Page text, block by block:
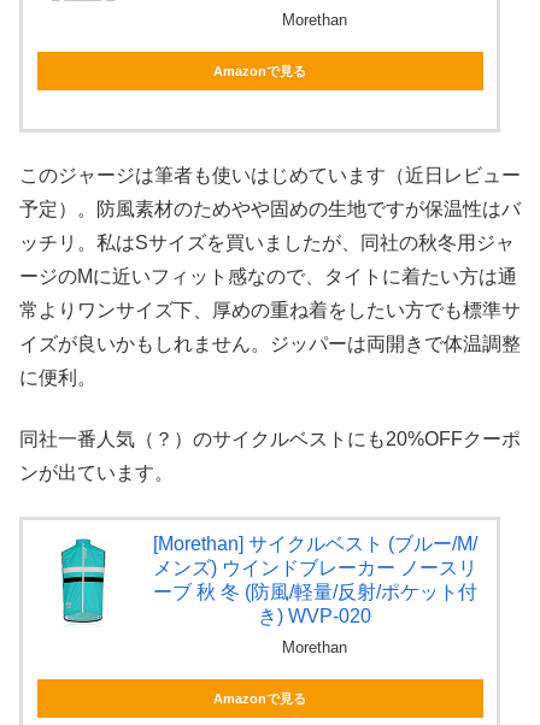
Morethan
Amazonで見る
このジャージは筆者も使いはじめています（近日レビュー
予定）。防風素材のためやや固めの生地ですが保温性はバ
ッチリ。私はSサイズを買いましたが、同社の秋冬用ジャ
ージのMに近いフィット感なので、タイトに着たい方は通
常よりワンサイズ下、厚めの重ね着をしたい方でも標準サ
イズが良いかもしれません。ジッパーは両開きで体温調整
に便利。
同社一番人気（？）のサイクルベストにも20%OFFクーポ
ンが出ています。
[Morethan] サイクルベスト (ブルー/M/
メンズ) ウインドブレーカー ノースリ
ーブ 秋 冬 (防風/軽量/反射/ポケット付
き) WVP-020
Morethan
Amazonで見る